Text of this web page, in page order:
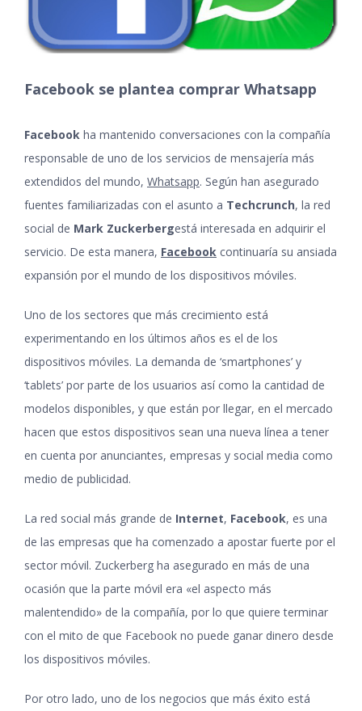
Facebook se plantea comprar Whatsapp
Facebook ha mantenido conversaciones con la compañía
responsable de uno de los servicios de mensajería más
extendidos del mundo, Whatsapp. Según han asegurado
fuentes familiarizadas con el asunto a Techcrunch, la red
social de Mark Zuckerbergestá interesada en adquirir el
servicio. De esta manera, Facebook continuaría su ansiada
expansión por el mundo de los dispositivos móviles.
Uno de los sectores que más crecimiento está
experimentando en los últimos años es el de los
dispositivos móviles. La demanda de ‘smartphones’ y
‘tablets’ por parte de los usuarios así como la cantidad de
modelos disponibles, y que están por llegar, en el mercado
hacen que estos dispositivos sean una nueva línea a tener
en cuenta por anunciantes, empresas y social media como
medio de publicidad.
La red social más grande de Internet, Facebook, es una
de las empresas que ha comenzado a apostar fuerte por el
sector móvil. Zuckerberg ha asegurado en más de una
ocasión que la parte móvil era «el aspecto más
malentendido» de la compañía, por lo que quiere terminar
con el mito de que Facebook no puede ganar dinero desde
los dispositivos móviles.
Por otro lado, uno de los negocios que más éxito está